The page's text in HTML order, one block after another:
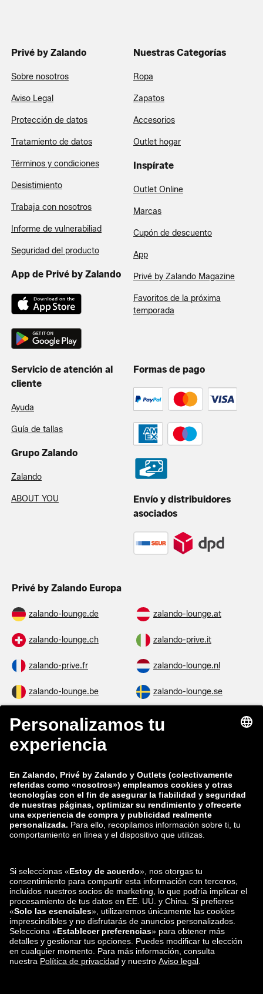
Privé by Zalando
Sobre nosotros
Aviso Legal
Protección de datos
Tratamiento de datos
Términos y condiciones
Desistimiento
Trabaja con nosotros
Informe de vulnerabiliad
Seguridad del producto
App de Privé by Zalando
Nuestras Categorías
Ropa
Zapatos
Accesorios
Outlet hogar
Inspírate
Outlet Online
Marcas
Cupón de descuento
App
Privé by Zalando Magazine
Favoritos de la próxima
temporada
Servicio de atención al
cliente
Ayuda
Guía de tallas
Grupo Zalando
Zalando
ABOUT YOU
Formas de pago
Envío y distribuidores
asociados
Privé by Zalando Europa
zalando-lounge.de zalando-lounge.at
zalando-lounge.ch zalando-prive.it
zalando-prive.fr zalando-lounge.nl
zalando-lounge.be zalando-lounge.se
zalando-lounge.fi
zalando-lounge.co.uk
zalando-prive.es
zalando-lounge.lt zalando-lounge.sk
zalando-lounge.ro zalando-lounge.hr
zalando-lounge.lu zalando-lounge.ee
zalando-lounge.lv zalando-lounge.no
También nos
encuentras en